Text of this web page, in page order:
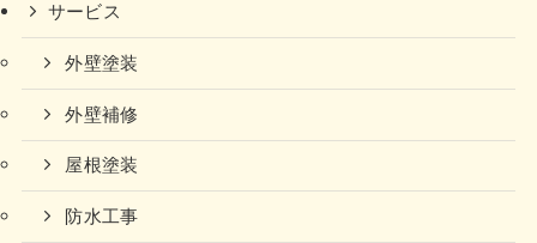
サービス
外壁塗装
外壁補修
屋根塗装
防水工事